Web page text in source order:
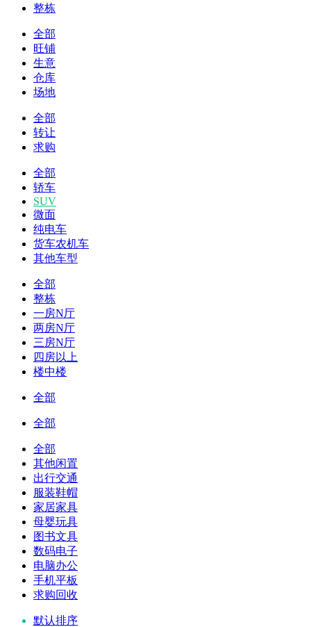
整栋
全部
旺铺
生意
仓库
场地
全部
转让
求购
全部
轿车
SUV
微面
纯电车
货车农机车
其他车型
全部
整栋
一房N厅
两房N厅
三房N厅
四房以上
楼中楼
全部
全部
全部
其他闲置
出行交通
服装鞋帽
家居家具
母婴玩具
图书文具
数码电子
电脑办公
手机平板
求购回收
默认排序